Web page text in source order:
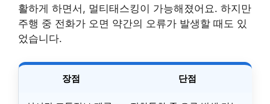
활하게 하면서, 멀티태스킹이 가능해졌어요. 하지만
주행 중 전화가 오면 약간의 오류가 발생할 때도 있
었습니다.
장점 단점